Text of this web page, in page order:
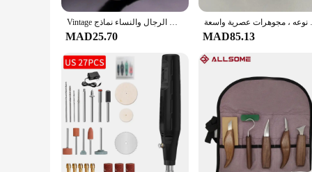
Vintage منحوتة نمط ريشة الإسورة سوار افتتاح التصميم الإبداعي قابل للتعديل الرجال والنساء نماذج
MAD25.70
عصرية واسعة
MAD85.13